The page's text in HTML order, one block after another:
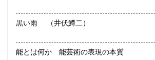
総記、哲学宗教、歴史、社会科学、自然科
語国文、外国文学、古典籍、近代文献、趣
黒い雨 （井伏鱒二）
能とは何か 能芸術の表現の本質